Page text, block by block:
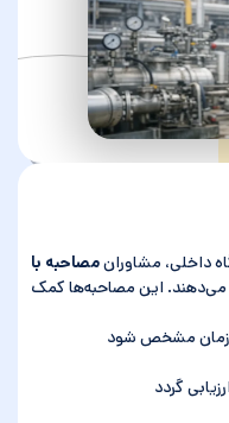
داخلی، مشاورانمصاحبه با
می‌دهند. این مصاحبه‌ها کمک
مشخص شود
گردد